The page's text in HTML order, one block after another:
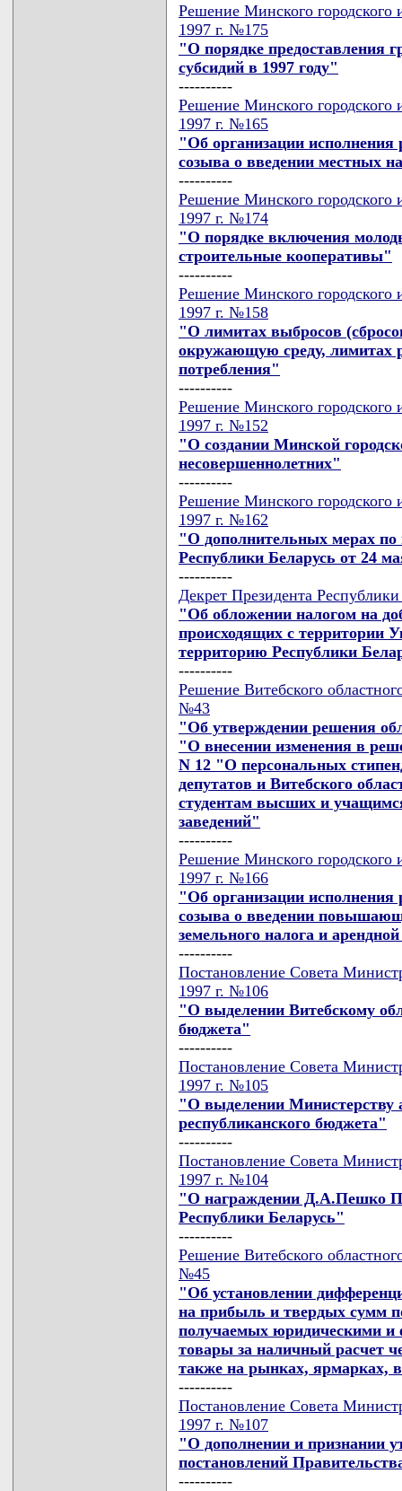
Решение Минского городского
1997 г. №175
"О порядке предоставления
субсидий в 1997 году"
----------
Решение Минского городского
1997 г. №165
"Об организации исполнения
созыва о введении местных
----------
Решение Минского городского
1997 г. №174
"О порядке включения
строительные кооперативы"
----------
Решение Минского городского
1997 г. №158
"О лимитах выбросов
окружающую среду, лимитах
потребления"
----------
Решение Минского городского
1997 г. №152
"О создании Минской
несовершеннолетних"
----------
Решение Минского городского
1997 г. №162
"О дополнительных мерах
Республики Беларусь от 24
----------
Декрет Президента
"Об обложении налогом на
происходящих с территории
территорию Республики
----------
Решение Витебского
№43
"Об утверждении решения
"О внесении изменения в
N 12 "О персональных
депутатов и Витебского
студентам высших и
заведений"
----------
Решение Минского городского
1997 г. №166
"Об организации исполнения
созыва о введении
земельного налога и
----------
Постановление Совета
1997 г. №106
"О выделении Витебскому
бюджета"
----------
Постановление Совета
1997 г. №105
"О выделении Министерству
республиканского бюджета"
----------
Постановление Совета
1997 г. №104
"О награждении Д.А.Пешко
Республики Беларусь"
----------
Решение Витебского
№45
"Об установлении
на прибыль и твердых сумм
получаемых юридическими
товары за наличный расчет
также на рынках, ярмарках,
----------
Постановление Совета
1997 г. №107
"О дополнении и признании
постановлений
----------